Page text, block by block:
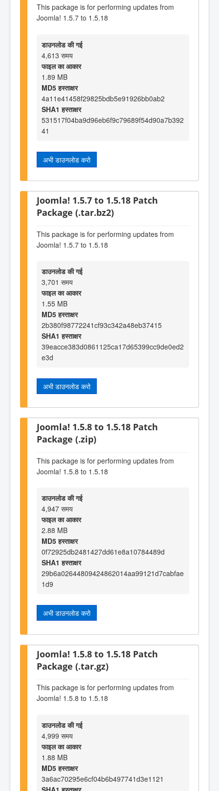
This package is for performing updates from
Joomla! 1.5.7 to 1.5.18
डाउनलोड की गई
4,613 समय
फाइल का आकार
1.89 MB
MD5 हस्ताक्षर
4a11e41458f29825bdb5e91926bb0ab2
SHA1 हस्ताक्षर
531517f04ba9d96eb6f9c79689f54d90a7b392
41
अभी डाउनलोड करो
Joomla! 1.5.7 to 1.5.18 Patch
Package (.tar.bz2)
This package is for performing updates from
Joomla! 1.5.7 to 1.5.18
डाउनलोड की गई
3,701 समय
फाइल का आकार
1.55 MB
MD5 हस्ताक्षर
2b380f98772241cf93c342a48eb37415
SHA1 हस्ताक्षर
39eacce383d0861125ca17d65399cc9de0ed2
e3d
अभी डाउनलोड करो
Joomla! 1.5.8 to 1.5.18 Patch
Package (.zip)
This package is for performing updates from
Joomla! 1.5.8 to 1.5.18
डाउनलोड की गई
4,947 समय
फाइल का आकार
2.88 MB
MD5 हस्ताक्षर
0f72925db2481427dd61e8a10784489d
SHA1 हस्ताक्षर
29b6a02644809424862014aa99121d7cabfae
1d9
अभी डाउनलोड करो
Joomla! 1.5.8 to 1.5.18 Patch
Package (.tar.gz)
This package is for performing updates from
Joomla! 1.5.8 to 1.5.18
डाउनलोड की गई
4,999 समय
फाइल का आकार
1.88 MB
MD5 हस्ताक्षर
3a6ac70295e6cf04b6b497741d3e1121